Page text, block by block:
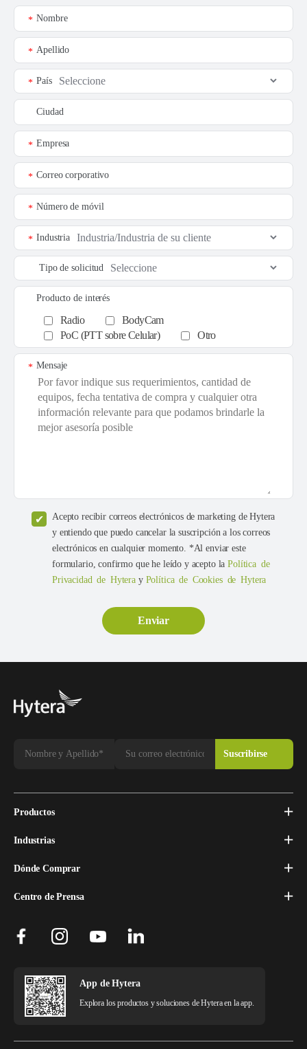
Nombre
*
Apellido
*
País
*
Ciudad
Empresa
*
Correo corporativo
*
Número de móvil
*
Industria
*
Tipo de solicitud
Producto de interés
Radio
BodyCam
PoC (PTT sobre Celular)
Otro
Mensaje
*
Acepto recibir correos electrónicos de marketing de Hytera
y entiendo que puedo cancelar la suscripción a los correos
electrónicos en cualquier momento. *Al enviar este
formulario, confirmo que he leído y acepto laPolítica de
Privacidad de Hytera y Política de Cookies de Hytera
Productos
Industrias
Dónde Comprar
Centro de Prensa
App de Hytera
Explora los productos y soluciones de Hytera en la app.